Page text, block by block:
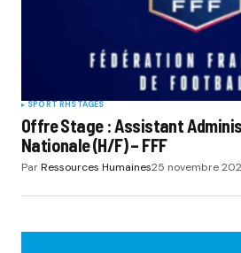
SPORT RHSTAGES
Offre Stage : Assistant
Nationale (H/F) – FFF
ParRessources Humaines25 novembre